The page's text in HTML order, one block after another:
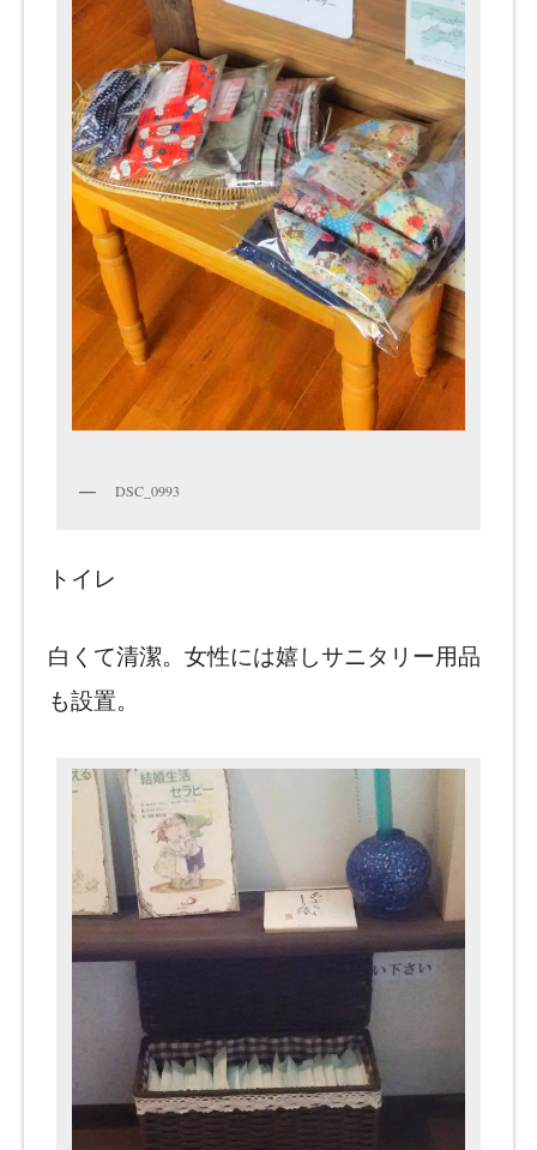
DSC_0993
トイレ
白くて清潔。女性には嬉しサニタリー用品
も設置。